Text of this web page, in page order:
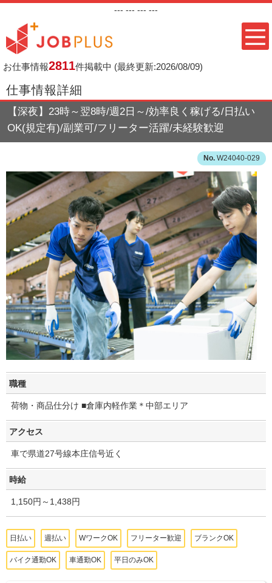
--- --- --- ---
お仕事情報2811件掲載中 (最終更新:2026/08/09)
仕事情報詳細
【深夜】23時～翌8時/週2日～/効率良く稼げる/日払い
OK(規定有)/副業可/フリーター活躍/未経験歓迎
W24040-029
職種
荷物・商品仕分け ■倉庫内軽作業＊中部エリア
アクセス
車で県道27号線本庄信号近く
時給
1,150円～1,438円
日払い 週払い WワークOK フリーター歓迎 ブランクOK
バイク通勤OK 車通勤OK 平日のみOK